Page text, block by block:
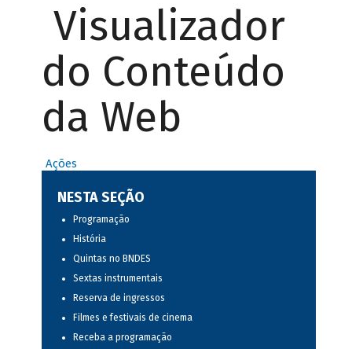
Visualizador
do Conteúdo
da Web
Ações
NESTA SEÇÃO
Programação
História
Quintas no BNDES
Sextas instrumentais
Reserva de ingressos
Filmes e festivais de cinema
Receba a programação